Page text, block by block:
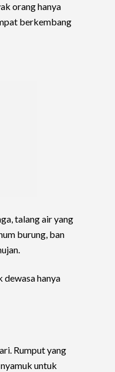
orang hanya
berkembang
talang air yang
burung, ban
hanya
Rumput yang
untuk